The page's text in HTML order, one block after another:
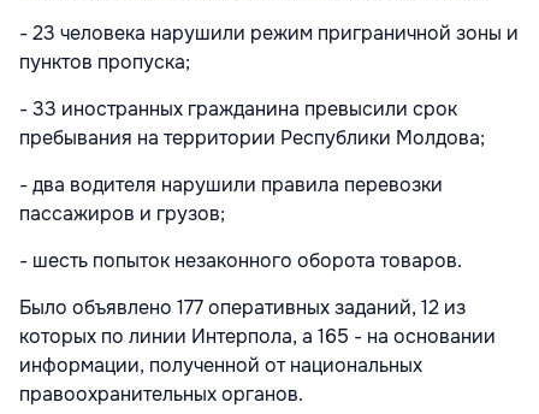
- 23 человека нарушили режим приграничной зоны и
пунктов пропуска;
- 33 иностранных гражданина превысили срок
пребывания на территории Республики Молдова;
- два водителя нарушили правила перевозки
пассажиров и грузов;
- шесть попыток незаконного оборота товаров.
Было объявлено 177 оперативных заданий, 12 из
которых по линии Интерпола, а 165 - на основании
информации, полученной от национальных
правоохранительных органов.